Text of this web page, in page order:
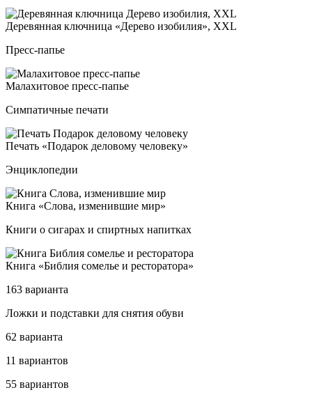
Дере­вян­ная ключ­ни­ца «Дере­во изо­би­лия», XXL
Пресс-папье
Мала­хи­то­вое пресс-папье
Симпатичные печати
Печать «Пода­рок де­ло­во­му че­ло­ве­ку»
Энциклопедии
Кни­га «Сло­ва, из­ме­нив­шие мир»
Книги о сигарах и спиртных напитках
Кни­га «Биб­лия со­мелье и рес­то­ра­то­ра»
163 варианта
Лож­ки и под­став­ки для сня­тия обу­ви
62 варианта
11 вариантов
55 вариантов